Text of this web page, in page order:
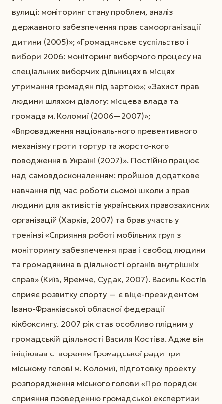
вулиці: моніторинг стану проблем, аналіз
державного забезпечення прав самоорганізації
дитини (2005)»; «Громадянське суспільство і
вибори 2006: моніторинг виборчого процесу на
спеціальних виборчих дільницях в місцях
утримання громадян під вартою»; «Захист прав
людини шляхом діалогу: місцева влада та
громада м. Коломиї (2006—2007)»;
«Впровадження національ-ного превентивного
механізму проти тортур та жорсто-кого
поводження в Україні (2007)». Постійно працює
над самовдосконаленням: пройшов додаткове
навчання під час роботи сьомої школи з прав
людини для активістів українських правозахисних
організацій (Харків, 2007) та брав участь у
тренінзі «Сприяння роботі мобільних груп з
моніторингу забезпечення прав і свобод людини
та громадянина в діяльності органів внутрішніх
справ» (Київ, Яремче, Судак, 2007). Василь Костів
сприяє розвитку спорту — є віце-президентом
Івано-Франківської обласної федерації
кікбоксингу. 2007 рік став особливо плідним у
громадській діяльності Василя Костіва. Адже він
ініціював створення Громадської ради при
міському голові м. Коломиї, підготовку проекту
розпорядження міського голови «Про порядок
сприяння проведенню громадської експертизи